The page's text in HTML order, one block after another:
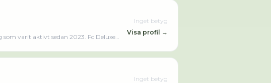
varit aktivt sedan 2023. Fc Deluxe
Inget betyg
Visa profil →
Inget betyg